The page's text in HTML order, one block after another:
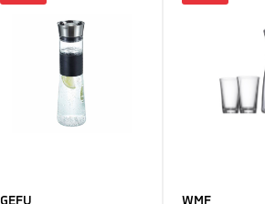
GEFU
WMF